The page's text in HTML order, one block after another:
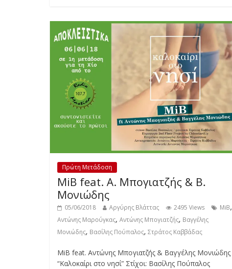
Πρώτη Μετάδοση
MiB feat. Α. Μπογιατζής & Β.
Μονιώδης
05/06/2018 Αργύρης Βλάττας 2495 Views MiB,
Αντώνης Μαρούγκας, Αντώνης Μπογιατζής, Βαγγέλης
Μονιώδης, Βασίλης Πούπαλος, Στράτος Καββάδας
MiB feat. Αντώνης Μπογιατζής & Βαγγέλης Μονιώδης
“Καλοκαίρι στο νησί” Στίχοι: Βασίλης Πούπαλος